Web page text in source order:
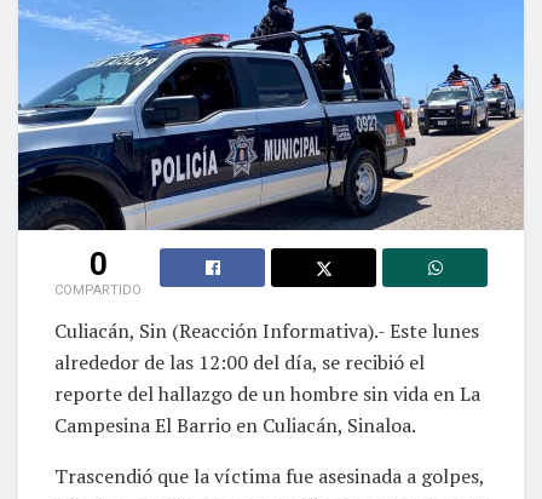
0
COMPARTIDO
Culiacán, Sin (Reacción Informativa).- Este lunes
alrededor de las 12:00 del día, se recibió el
reporte del hallazgo de un hombre sin vida en La
Campesina El Barrio en Culiacán, Sinaloa.
Trascendió que la víctima fue asesinada a golpes,